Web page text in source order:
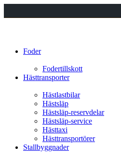
Foder
Fodertillskott
Hästtransporter
Hästlastbilar
Hästsläp
Hästsläp-reservdelar
Hästsläp-service
Hästtaxi
Hästtransportörer
Stallbyggnader